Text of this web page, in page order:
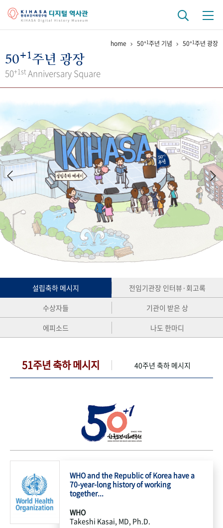
걸어온 길 기관 변천사
키워드로 보는 연구 역사
연구자들
간행물 변천사
기록물 아카이브
사진 아카이브 문서 기록물 행정박물 영상 기록물
50+1 주년 기념
성과 50선 숫자로 보는 50년 50
주년 광장
세계와 함께 한 KIHASA
VR 역사관
home 50+1주년 기념 50+1주년 광장
50+1주년 광장
50+1st Anniversary Square
설립축하 메시지
전임기관장 인터뷰·회고록
수상자들
기관이 받은 상
에피소드
나도 한마디
51주년 축하 메시지 40주년 축하 메시지
WHO and the Republic of Korea have a
70-year-long history of working
together...
WHO
Takeshi Kasai, MD, Ph.D.